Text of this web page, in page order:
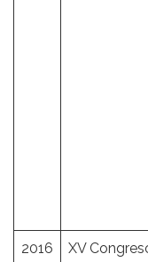
2016
XV